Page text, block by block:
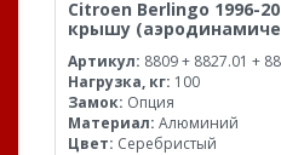
Citroen Berlingo 1996-
крышу
Артикул: 8809 + 8827.01 +
Нагрузка, кг: 100
Замок: Опция
Материал: Алюминий
Цвет: Серебристый